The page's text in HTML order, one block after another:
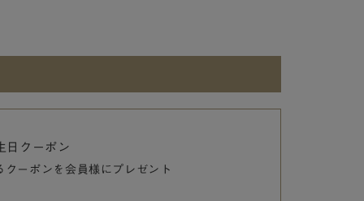
日クーポン
クーポンを 会員様にプレゼント